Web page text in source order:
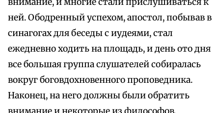
ней. Ободренный успехом, апостол, побывав в
синагогах для беседы с иудеями, стал
ежедневно ходить на площадь, и день ото дня
все большая группа слушателей собиралась
вокруг боговдохновенного проповедника.
Наконец, на него должны были обратить